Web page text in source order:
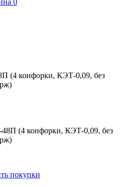
0
(4 конфорки, КЭТ-0,09, без
(4 конфорки, КЭТ-0,09, без
покупки